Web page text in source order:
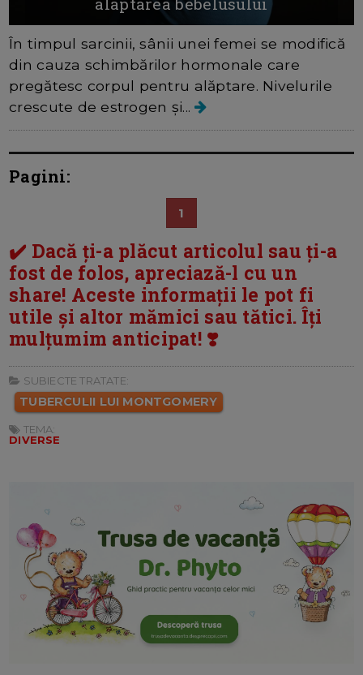
În timpul sarcinii, sânii unei femei se modifică
din cauza schimbărilor hormonale care
pregătesc corpul pentru alăptare. Nivelurile
crescute de estrogen și...
Pagini:
1
✔️ Dacă ți-a plăcut articolul sau ți-a
fost de folos, apreciază-l cu un
share! Aceste informații le pot fi
utile și altor mămici sau tătici. Îți
mulțumim anticipat! ❣️
SUBIECTE TRATATE:
TUBERCULII LUI MONTGOMERY
TEMA:
DIVERSE